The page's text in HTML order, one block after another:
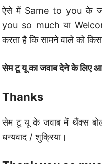
ऐसे में Same to you के
you so much या
करता है कि सामने वाले को
सेम टू यू का जवाब देने के लिए
Thanks
सेम टू यू के जवाब में थैंक्स
धन्यवाद / शुक्रिया।